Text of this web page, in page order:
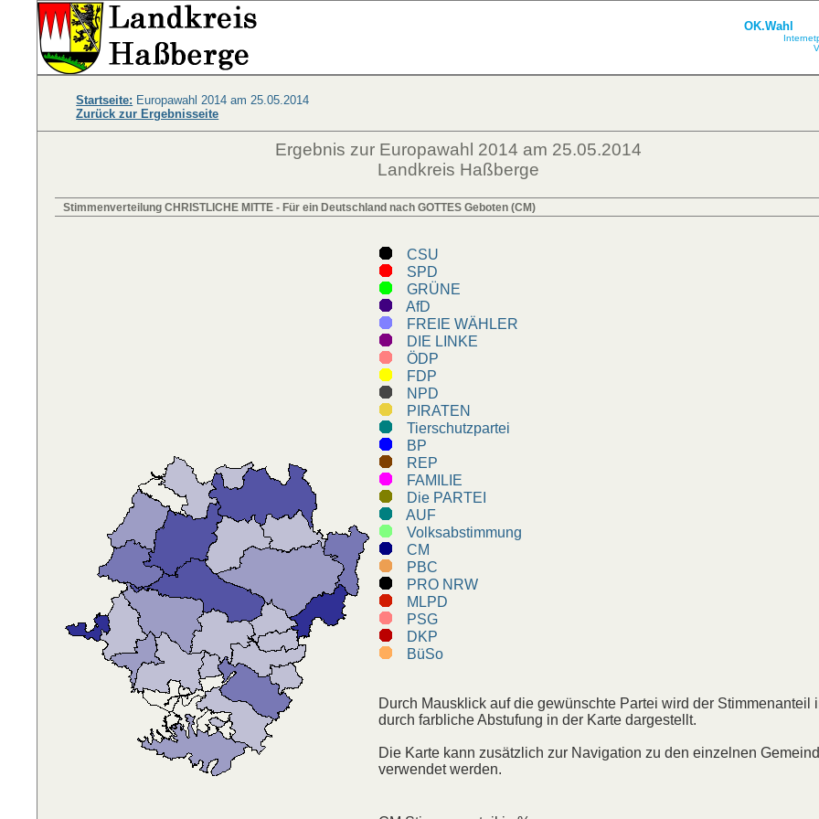
OK.Wahl
Startseite: Europawahl 2014 am 25.05.2014
Zurück zur Ergebnisseite
Ergebnis zur Europawahl 2014 am 25.05.2014
Landkreis Haßberge
Stimmenverteilung CHRISTLICHE MITTE - Für ein Deutschland nach GOTTES Geboten (CM)
CSU
SPD
GRÜNE
AfD
FREIE WÄHLER
DIE LINKE
ÖDP
FDP
NPD
PIRATEN
Tierschutzpartei
BP
REP
FAMILIE
Die PARTEI
AUF
Volksabstimmung
CM
PBC
PRO NRW
MLPD
PSG
DKP
BüSo
Durch Mausklick auf die gewünschte Partei wird der Stimmenanteil
durch farbliche Abstufung in der Karte dargestellt.
Die Karte kann zusätzlich zur Navigation zu den einzelnen
verwendet werden.